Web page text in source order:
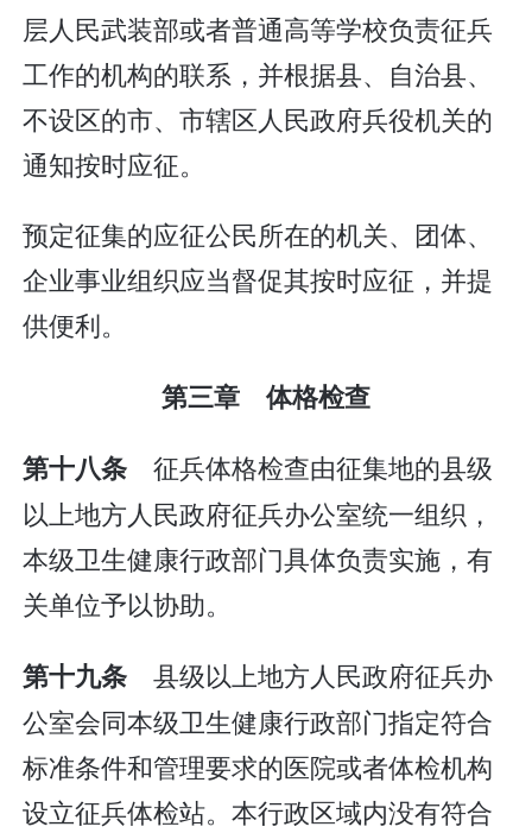
层人民武装部或者普通高等学校负责征兵
工作的机构的联系，并根据县、自治县、
不设区的市、市辖区人民政府兵役机关的
通知按时应征。
预定征集的应征公民所在的机关、团体、
企业事业组织应当督促其按时应征，并提
供便利。
第三章 体格检查
第十八条 征兵体格检查由征集地的县级
以上地方人民政府征兵办公室统一组织，
本级卫生健康行政部门具体负责实施，有
关单位予以协助。
第十九条 县级以上地方人民政府征兵办
公室会同本级卫生健康行政部门指定符合
标准条件和管理要求的医院或者体检机构
设立征兵体检站。本行政区域内没有符合